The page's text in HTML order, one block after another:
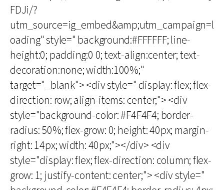
FDJi/?
utm_source=ig_embed&amp;utm_campaign=l
oading" style=" background:#FFFFFF; line-
height:0; padding:0 0; text-align:center; text-
decoration:none; width:100%;"
target="_blank"> <div style=" display: flex; flex-
direction: row; align-items: center;"> <div
style="background-color: #F4F4F4; border-
radius: 50%; flex-grow: 0; height: 40px; margin-
right: 14px; width: 40px;"></div> <div
style="display: flex; flex-direction: column; flex-
grow: 1; justify-content: center;"> <div style="